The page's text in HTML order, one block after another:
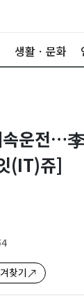
생활ㆍ문화
운전…
(IT)쥬]
찾기